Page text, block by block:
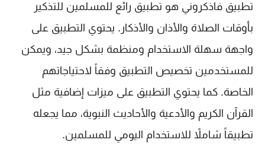
تطبيق فاذكروني هو تطبيق رائع للمسلمين للتذكير
بأوقات الصلاة والأذان والأذكار. يحتوي التطبيق على
واجهة سهلة الاستخدام ومنظمة بشكل جيد، ويمكن
للمستخدمين تخصيص التطبيق وفقاً لاحتياجاتهم
الخاصة. كما يحتوي التطبيق على ميزات إضافية مثل
القرآن الكريم والأدعية والأحاديث النبوية، مما يجعله
تطبيقاً شاملاً للاستخدام اليومي للمسلمين.